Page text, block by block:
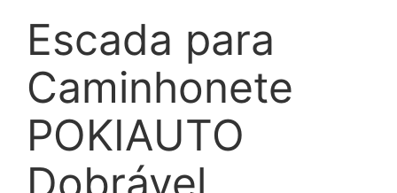
Escada para
Caminhonete
POKIAUTO